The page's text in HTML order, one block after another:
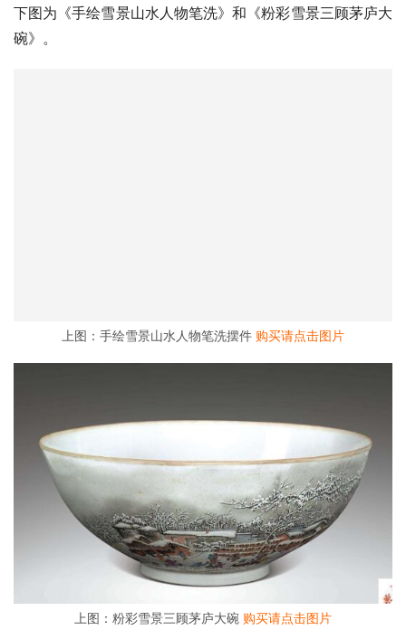
下图为《手绘雪景山水人物笔洗》和《粉彩雪景三顾茅庐大
碗》。
上图：手绘雪景山水人物笔洗摆件 购买请点击图片
上图：粉彩雪景三顾茅庐大碗 购买请点击图片